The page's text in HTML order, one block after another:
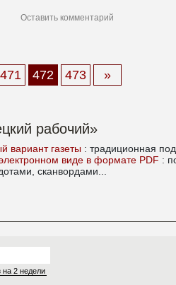
Оставить комментарий
471 472 473 »
рабочий»
вариант газеты : традиционная
виде в формате PDF :
сканвордами...